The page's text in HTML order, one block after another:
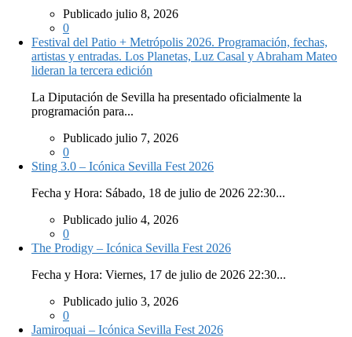
Publicado julio 8, 2026
0
Festival del Patio + Metrópolis 2026. Programación, fechas,
artistas y entradas. Los Planetas, Luz Casal y Abraham Mateo
lideran la tercera edición
La Diputación de Sevilla ha presentado oficialmente la
programación para...
Publicado julio 7, 2026
0
Sting 3.0 – Icónica Sevilla Fest 2026
Fecha y Hora: Sábado, 18 de julio de 2026 22:30...
Publicado julio 4, 2026
0
The Prodigy – Icónica Sevilla Fest 2026
Fecha y Hora: Viernes, 17 de julio de 2026 22:30...
Publicado julio 3, 2026
0
Jamiroquai – Icónica Sevilla Fest 2026